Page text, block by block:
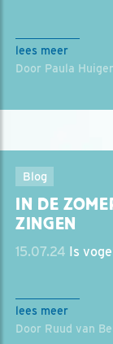
lees meer
Door Paula
Blog
IN DE
ZINGEN
15.07.24 Is
lees meer
Door Ruud van